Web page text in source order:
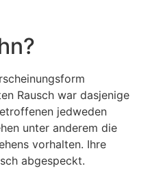
Rausch war dasjenige
jedweden
unter anderem die
vorhalten. Ihre
abgespeckt.